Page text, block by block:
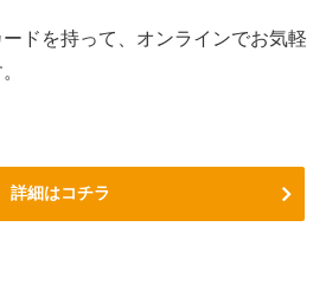
ドを持って、オンラインでお気軽
詳細はコチラ